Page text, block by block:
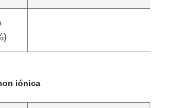
iónica